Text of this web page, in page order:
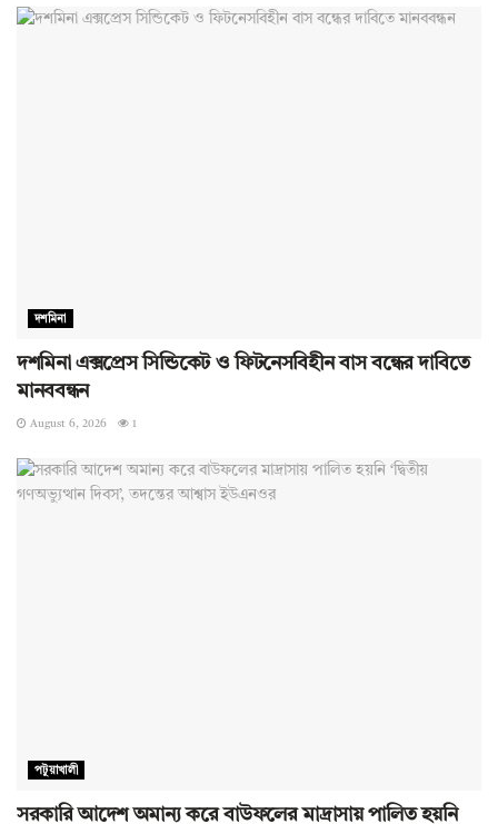
দশমিনা
দশমিনা এক্সপ্রেস সিন্ডিকেট ও ফিটনেসবিহীন বাস বন্ধের দাবিতে
মানববন্ধন
August 6, 2026 1
পটুয়াখালী
সরকারি আদেশ অমান্য করে বাউফলের মাদ্রাসায় পালিত হয়নি